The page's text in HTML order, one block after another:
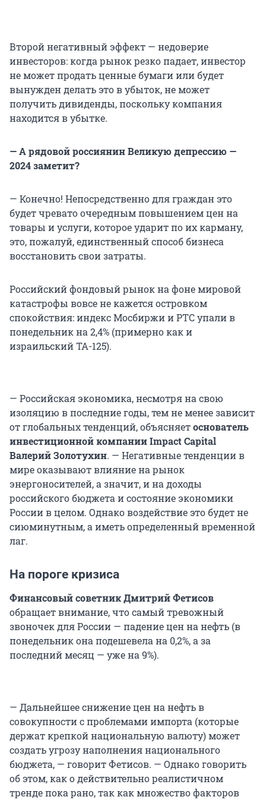
Второй негативный эффект — недоверие
инвесторов: когда рынок резко падает, инвестор
не может продать ценные бумаги или будет
вынужден делать это в убыток, не может
получить дивиденды, поскольку компания
находится в убытке.
— А рядовой россиянин Великую депрессию —
2024 заметит?
— Конечно! Непосредственно для граждан это
будет чревато очередным повышением цен на
товары и услуги, которое ударит по их карману,
это, пожалуй, единственный способ бизнеса
восстановить свои затраты.
Российский фондовый рынок на фоне мировой
катастрофы вовсе не кажется островком
спокойствия: индекс Мосбиржи и РТС упали в
понедельник на 2,4% (примерно как и
израильский TA-125).
— Российская экономика, несмотря на свою
изоляцию в последние годы, тем не менее зависит
от глобальных тенденций, объясняетоснователь
инвестиционной компании Impact Capital
Валерий Золотухин. — Негативные тенденции в
мире оказывают влияние на рынок
энергоносителей, а значит, и на доходы
российского бюджета и состояние экономики
России в целом. Однако воздействие это будет не
сиюминутным, а иметь определенный временной
лаг.
На пороге кризиса
Финансовый советник Дмитрий Фетисов
обращает внимание, что самый тревожный
звоночек для России — падение цен на нефть (в
понедельник она подешевела на 0,2%, а за
последний месяц — уже на 9%).
— Дальнейшее снижение цен на нефть в
совокупности с проблемами импорта (которые
держат крепкой национальную валюту) может
создать угрозу наполнения национального
бюджета, — говорит Фетисов. — Однако говорить
об этом, как о действительно реалистичном
тренде пока рано, так как множество факторов